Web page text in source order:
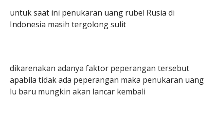
untuk saat ini penukaran uang rubel Rusia di
Indonesia masih tergolong sulit
dikarenakan adanya faktor peperangan tersebut
apabila tidak ada peperangan maka penukaran uang
lu baru mungkin akan lancar kembali